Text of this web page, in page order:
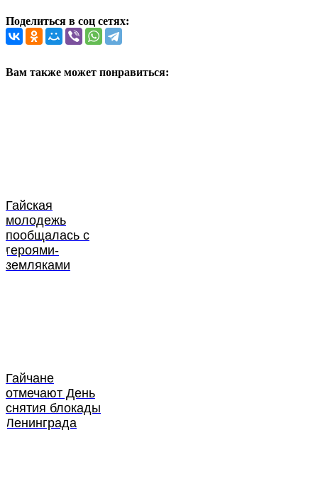
Поделиться в соц сетях:
Вам также может понравиться:
Гайская
молодежь
пообщалась с
героями-
земляками
Гайчане
отмечают День
снятия блокады
Ленинграда